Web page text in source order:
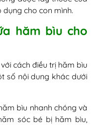
cho con mình.
hăm bìu cho
cách điều trị hăm bìu
số nội dung khác dưới
bìu nhanh chóng và
sóc bé bị hăm bìu,